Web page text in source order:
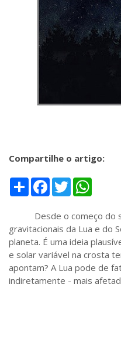
Compartilhe o artigo:
S
h
F
a
e
b
o
o
k
T
w
t
e
r
W
h
s
A
p
p
Desde o começo do
gravitacionais da Lua e do
planeta. É uma ideia
e solar variável na crosta
apontam? A Lua pode de
indiretamente - mais